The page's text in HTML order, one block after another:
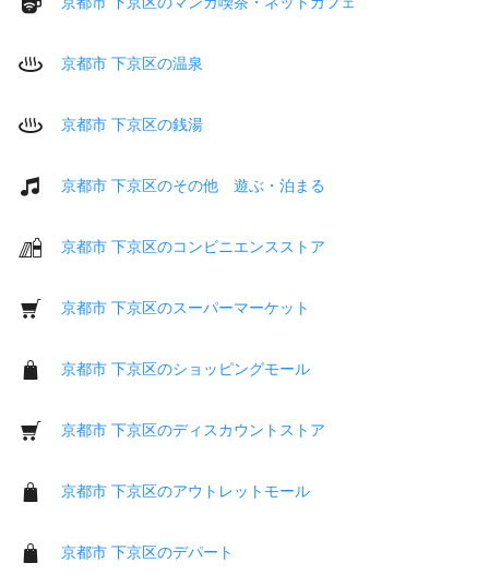
京都市 下京区の温泉
京都市 下京区の銭湯
京都市 下京区のその他 遊ぶ・泊まる
京都市 下京区のコンビニエンスストア
京都市 下京区のスーパーマーケット
京都市 下京区のショッピングモール
京都市 下京区のディスカウントストア
京都市 下京区のアウトレットモール
京都市 下京区のデパート